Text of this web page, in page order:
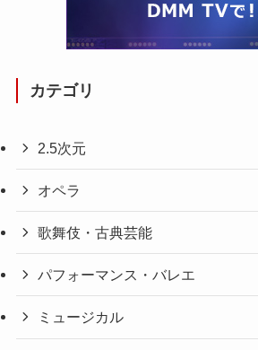
カテゴリ
2.5次元
オペラ
歌舞伎・古典芸能
パフォーマンス・バレエ
ミュージカル